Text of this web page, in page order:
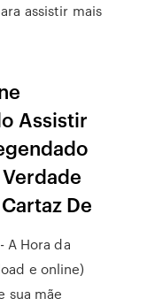
assistir mais
Assistir
De
A Hora da
e online)
sua mãe